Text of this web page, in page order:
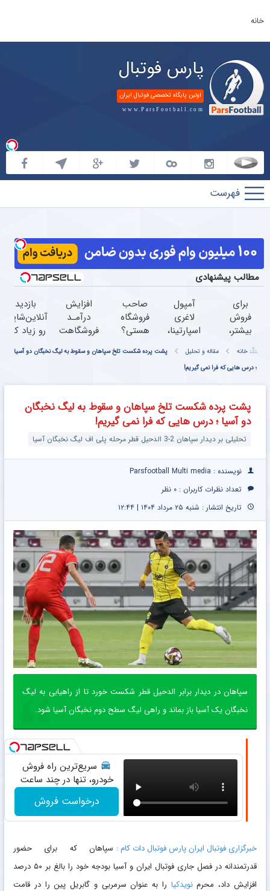
خانه
پارس فوتبال
اولین پایگاه تخصصی فوتبال ایران
www.ParsFootball.com
پارس
فوتبال
مطالب پیشنهادی
برای
فروش
بیشتر،
حالا
اقدام
کن (
نام
کن )
آمپول
لاغری
اسپارتینا،
تومان
ارزان‌تر از
همه‌جا!
صاحب
فروشگاه
هستی؟
میلیارد
بگیر
افزایش
درآمـد
فروشگاهت
کن
بازدید
آنلاین‌شاپت
رو زیاد کن،
بازدید بالاتر
= درآمد
خانه مقاله و تحلیل
پشت پرده شکست تلخ سپاهان و سقوط به لیگ نخبگان دو آسیا
؛ درس هایی که فرا نمی گیریم!
پشت پرده شکست تلخ سپاهان و سقوط به لیگ نخبگان
دو آسیا ؛ درس هایی که فرا نمی گیریم!
تحلیلی بر دیدار سپاهان 2-3 الدحیل قطر مرحله پلی اف لیگ نخبگان آسیا
نویسنده : Parsfootball Multi media
تعداد نظرات کاربران : ۰ نظر
تاریخ انتشار : شنبه ۲۵ مرداد ۱۴۰۴ | ۱۲:۴۴
سپاهان در دیدار برابر الدحیل قطر شکست خورد تا از راهیابی به لیگ
نخبگان یک آسیا باز بماند و راهی لیگ سطح دوم نخبگان آسیا شود.
سریع‌ترین راه فروش
خودرو، تنها در چند ساعت
درخواست فروش
خبرگزاری فوتبال ایران پارس فوتبال دات کام : سپاهان که برای حضور
قدرتمندانه در فصل جاری فوتبال ایران و آسیا بودجه خود را بالغ بر ۵۰ درصد
افزایش داد، محرمنویدکیا را به عنوان سرمربی و گابریل پین را در قامت